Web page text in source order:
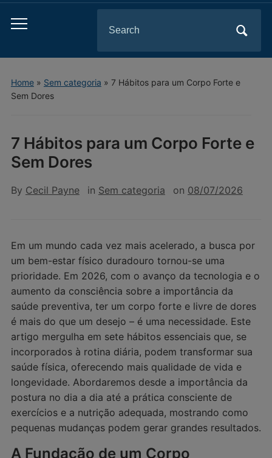
Toggle
menu
for:
Home» Sem categoria » 7 Hábitos para um Corpo Forte e
Sem Dores
7 Hábitos para um Corpo Forte e
Sem Dores
By Cecil Payne in Sem categoria on 08/07/2026
Em um mundo cada vez mais acelerado, a busca por
um bem-estar físico duradouro tornou-se uma
prioridade. Em 2026, com o avanço da tecnologia e o
aumento da consciência sobre a importância da
saúde preventiva, ter um corpo forte e livre de dores
é mais do que um desejo – é uma necessidade. Este
artigo mergulha em sete hábitos essenciais que, se
incorporados à rotina diária, podem transformar sua
saúde física, oferecendo mais qualidade de vida e
longevidade. Abordaremos desde a importância da
postura no dia a dia até a prática consciente de
exercícios e a nutrição adequada, mostrando como
pequenas mudanças podem gerar grandes resultados.
A Fundação de um Corpo